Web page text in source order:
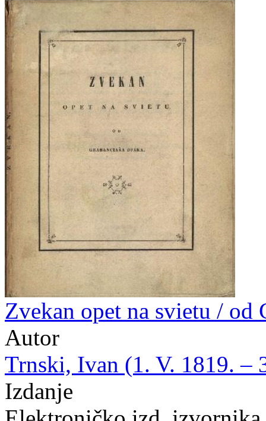
Zvekan opet na svietu / od
Autor
Trnski, Ivan (1. V. 1819. –
Izdanje